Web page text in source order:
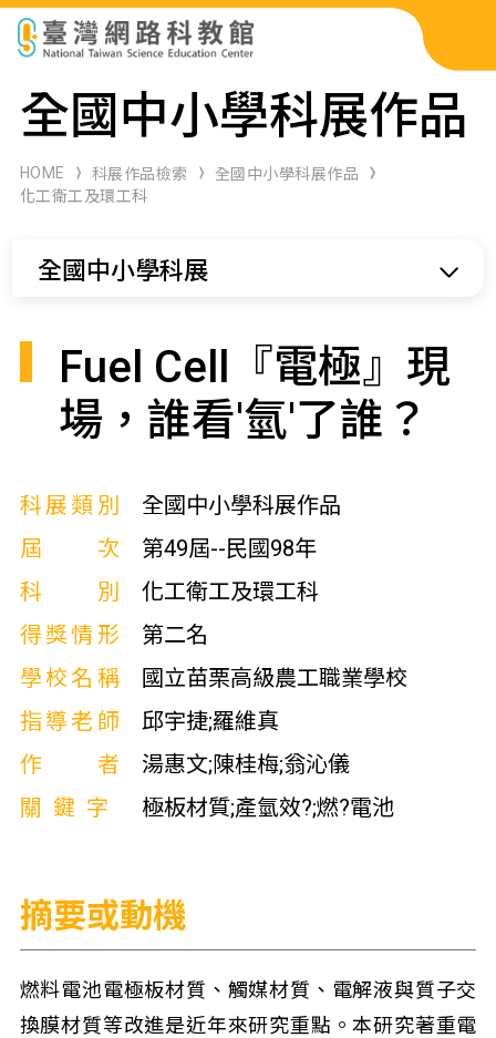
科展作品檢索
科學研習月刊
全國中小學科展作品
HOME 科展作品檢索
全國中小學科展作品
化工衛工及環工科
全國中小學科展
Fuel Cell『電極』現
場，誰看'氫'了誰？
科展類別
全國中小學科展作品
屆次
第49屆--民國98年
科別
化工衛工及環工科
得獎情形
第二名
學校名稱
國立苗栗高級農工職業學校
指導老師
邱宇捷;羅維真
作者
湯惠文;陳桂梅;翁沁儀
關鍵字
極板材質;產氫效?;燃?電池
摘要或動機
燃料電池電極板材質、觸媒材質、電解液與質子交
換膜材質等改進是近年來研究重點。本研究著重電